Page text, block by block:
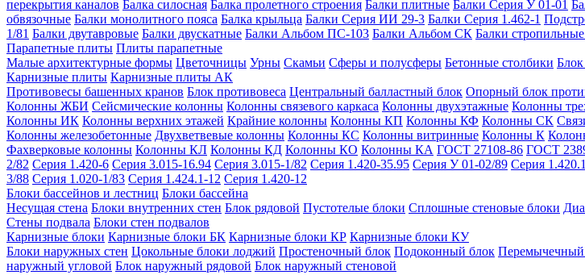
перекрытия каналов Балка силосная Балка пролетного строения Балки плитные Балки Серия У 01-01
обвязочные Балки монолитного пояса Балка крыльца Балки Серия ИИ 29-3 Балки Серия 1.462-1
1/81 Балки двутавровые Балки двускатные Балки Альбом ПС-103 Балки Альбом СК Балки
Парапетные плиты Плиты парапетные
Малые архитектурные формы Цветочницы Урны Скамьи Сферы и полусферы Бетонные столбики
Карнизные плиты Карнизные плиты АК
Противовесы башенных кранов Блок противовеса Центральный балластный блок Опорный блок
Колонны ЖБИ Сейсмические колонны Колонны связевого каркаса Колонны двухэтажные Колонны
Колонны ИК Колонны верхних этажей Крайние колонны Колонны КП Колонны КФ Колонны СК
Колонны железобетонные Двухветвевые колонны Колонны КС Колонны витринные Колонны К
Фахверковые колонны Колонны КЛ Колонны КД Колонны КО Колонны КА ГОСТ 27108-86 ГОСТ
2/82 Серия 1.420-6 Серия 3.015-16.94 Серия 3.015-1/82 Серия 1.420-35.95 Серия У 01-02/89 Серия
3/88 Серия 1.020-1/83 Серия 1.424.1-12 Серия 1.420-12
Блоки бассейнов и лестниц Блоки бассейна
Несущая стена Блоки внутренних стен Блок рядовой Пустотелые блоки Сплошные стеновые блоки
Стены подвала Блоки стен подвалов
Карнизные блоки Карнизные блоки БК Карнизные блоки КР Карнизные блоки КУ
Блоки наружных стен Цокольные блоки лоджий Простеночный блок Подоконный блок Перемычечный
наружный угловой Блок наружный рядовой Блок наружный стеновой